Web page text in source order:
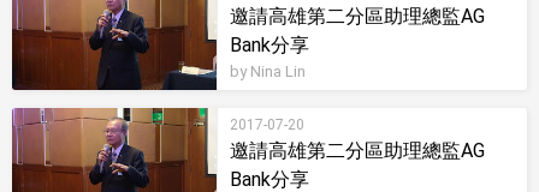
邀請高雄第二分區助理總監AG
Bank分享
by Nina Lin
2017-07-20
邀請高雄第二分區助理總監AG
Bank分享